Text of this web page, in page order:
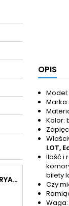
CZARNY PLECAK RYANAIR 40X30X20 DO SAMOLOTU BAGAŻ MAŁY 20L KONO EXPANDER
OPIS
Kolor:
LOT,
Ilość i
bilety
Czy
Waga: